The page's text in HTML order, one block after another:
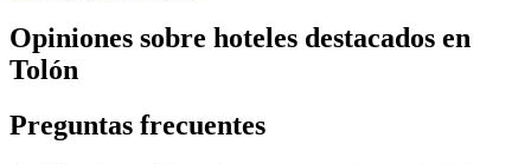
Opiniones sobre hoteles destacados en
Tolón
Preguntas frecuentes